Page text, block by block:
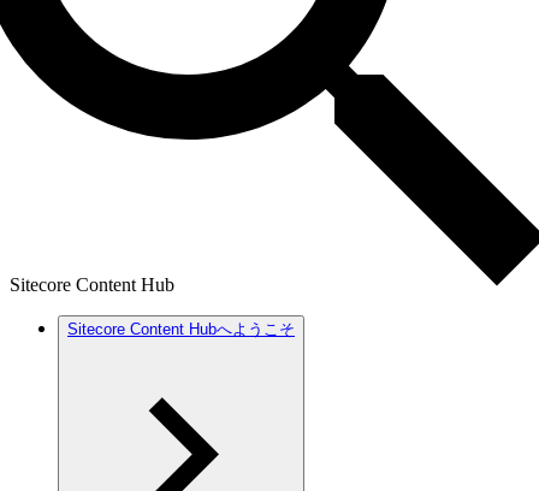
Sitecore Content Hub
Sitecore Content Hubへようこそ